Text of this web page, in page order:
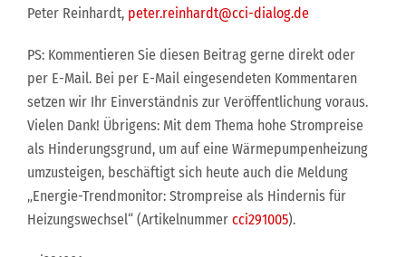
Peter Reinhardt, peter.reinhardt@cci-dialog.de
PS: Kommentieren Sie diesen Beitrag gerne direkt oder
per E-Mail. Bei per E-Mail eingesendeten Kommentaren
setzen wir Ihr Einverständnis zur Veröffentlichung voraus.
Vielen Dank! Übrigens: Mit dem Thema hohe Strompreise
als Hinderungsgrund, um auf eine Wärmepumpenheizung
umzusteigen, beschäftigt sich heute auch die Meldung
„Energie-Trendmonitor: Strompreise als Hindernis für
Heizungswechsel“ (Artikelnummer cci291005).